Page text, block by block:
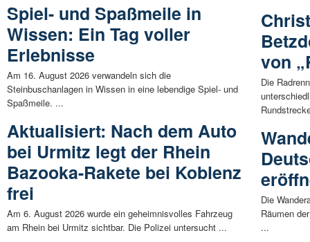
Spiel- und Spaßmeile in
Wissen: Ein Tag voller
Erlebnisse
Am 16. August 2026 verwandeln sich die
Steinbuschanlagen in Wissen in eine lebendige Spiel- und
Spaßmeile. ...
Aktualisiert: Nach dem Auto
bei Urmitz legt der Rhein
Bazooka-Rakete bei Koblenz
frei
Am 6. August 2026 wurde ein geheimnisvolles Fahrzeug
am Rhein bei Urmitz sichtbar. Die Polizei untersucht ...
von
Die
Die
Räumen
...